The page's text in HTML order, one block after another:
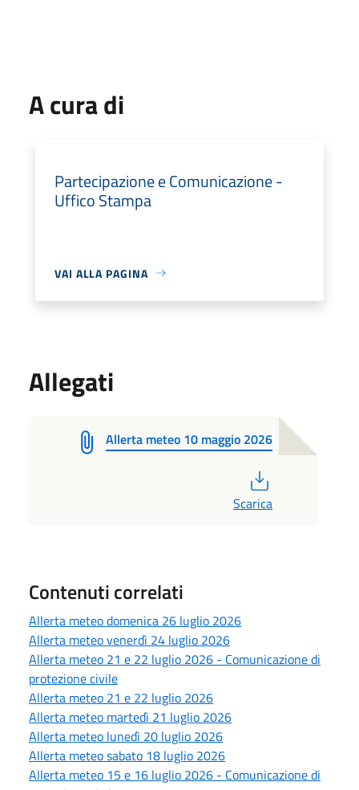
A cura di
Partecipazione e Comunicazione -
Uffico Stampa
VAI ALLA PAGINA
Allegati
Allerta meteo 10 maggio 2026
Scarica
Contenuti correlati
Allerta meteo domenica 26 luglio 2026
Allerta meteo venerdì 24 luglio 2026
Allerta meteo 21 e 22 luglio 2026 - Comunicazione di
protezione civile
Allerta meteo 21 e 22 luglio 2026
Allerta meteo martedì 21 luglio 2026
Allerta meteo lunedì 20 luglio 2026
Allerta meteo sabato 18 luglio 2026
Allerta meteo 15 e 16 luglio 2026 - Comunicazione di